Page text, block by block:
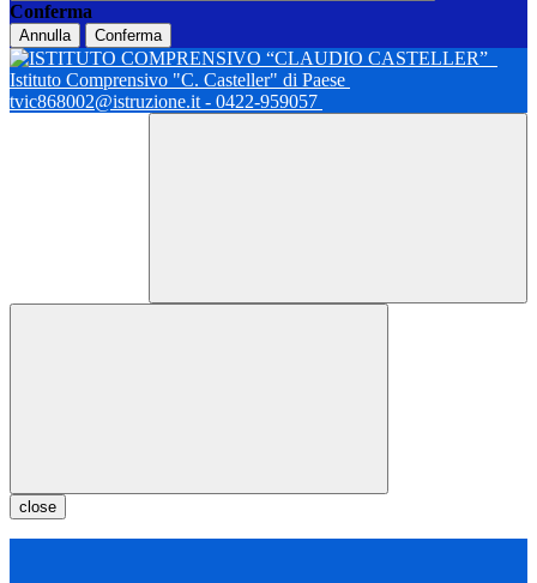
Conferma
Annulla Conferma
Istituto Comprensivo "C. Casteller" di Paese
tvic868002@istruzione.it - 0422-959057
close